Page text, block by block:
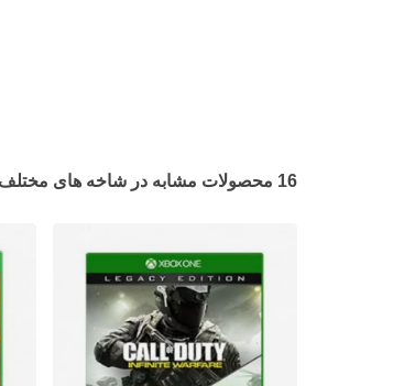
16 محصولات مشابه در شاخه های مختلف: